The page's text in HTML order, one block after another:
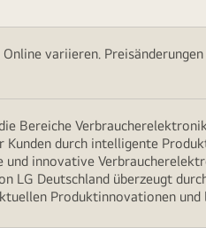
variieren.
Bereiche
Kunden durch intelligente
innovative
LG Deutschland überzeugt
Produktinnovationen